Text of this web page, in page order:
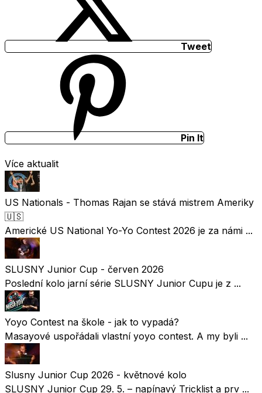
Tweet
Pin It
Více aktualit
US Nationals - Thomas Rajan se stává mistrem Ameriky
🇺🇸
Americké US National Yo-Yo Contest 2026 je za námi ...
SLUSNY Junior Cup - červen 2026
Poslední kolo jarní série SLUSNY Junior Cupu je z ...
Yoyo Contest na škole - jak to vypadá?
Masayové uspořádali vlastní yoyo contest. A my byli ...
Slusny Junior Cup 2026 - květnové kolo
SLUSNY Junior Cup 29. 5. – napínavý Tricklist a prv ...